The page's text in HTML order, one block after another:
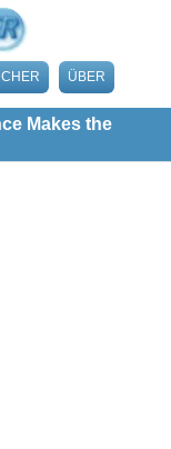
ÜBER
Makes the